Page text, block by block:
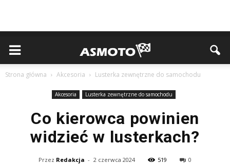
Strona główna Akcesoria Lusterka zewnętrzne do samochodu
Akcesoria Lusterka zewnętrzne do samochodu
Co kierowca powinien
widzieć w lusterkach?
Przez Redakcja - 2 czerwca 2024 519 0